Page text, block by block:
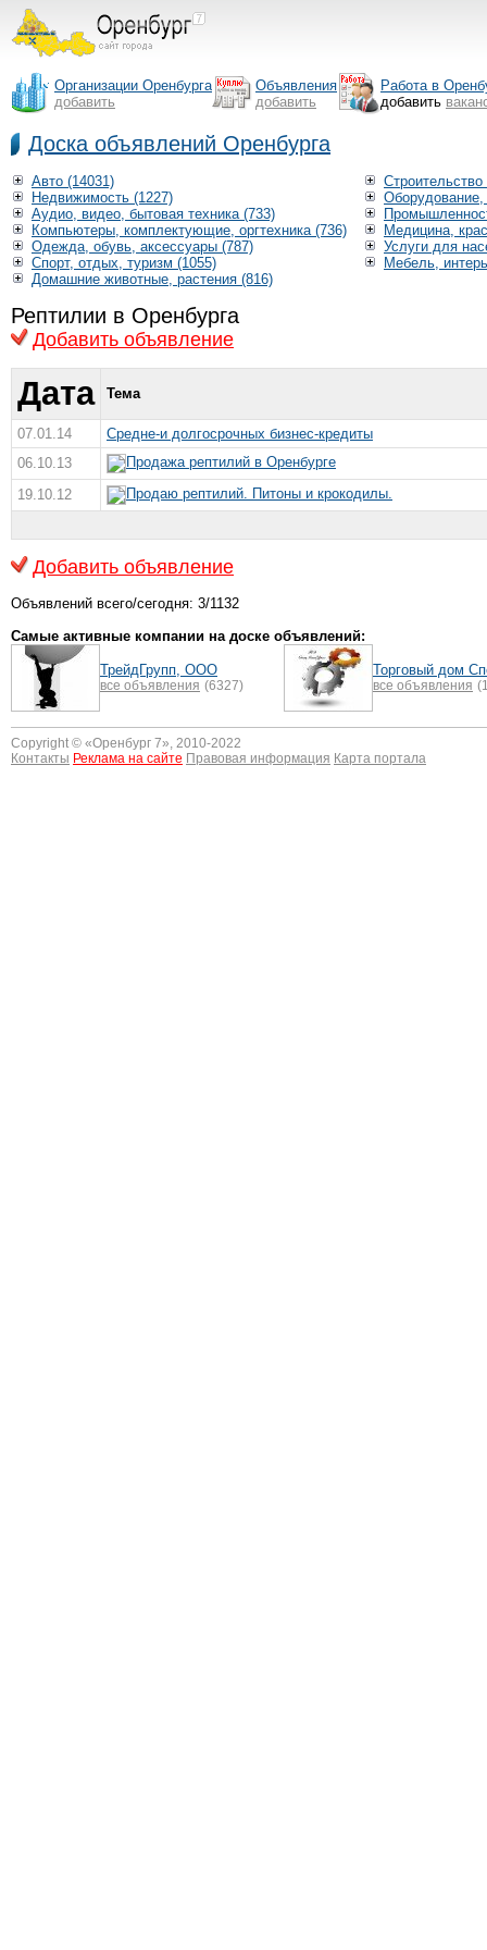
Организации Оренбурга
добавить
Объявления
добавить
Работа в
добавить
Доска объявлений Оренбурга
Авто (14031)
Недвижимость (1227)
Аудио, видео, бытовая техника (733)
Компьютеры, комплектующие, оргтехника (736)
Одежда, обувь, аксессуары (787)
Спорт, отдых, туризм (1055)
Домашние животные, растения (816)
Оборудование,
Медицина,
Услуги для
Мебель,
Рептилии в Оренбурга
Добавить объявление
Дата Тема
07.01.14
Средне-и долгосрочных бизнес-кредиты
06.10.13
Продажа рептилий в Оренбурге
19.10.12
Продаю рептилий. Питоны и крокодилы.
Добавить объявление
Объявлений всего/сегодня: 3/1132
Самые активные компании на доске объявлений:
ТрейдГрупп, ООО
все объявления (6327)
Торговый дом
все объявления
Copyright © «Оренбург 7», 2010-2022
Контакты Реклама на сайте Правовая информация Карта портала